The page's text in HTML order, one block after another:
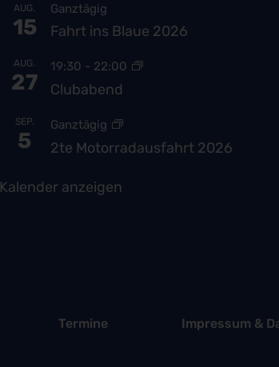
AUG.
15
Ganztägig
Fahrt ins Blaue 2026
AUG.
27
19:30 - 22:00
Clubabend
SEP.
5
Ganztägig
2te Motorradausfahrt 2026
Kalender anzeigen
Termine Impressum &